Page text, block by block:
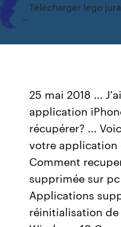
Télécharger lego
25 mai 2018 ...
application
récupérer? ...
votre application
Comment
supprimée sur
Applications
réinitialisation de